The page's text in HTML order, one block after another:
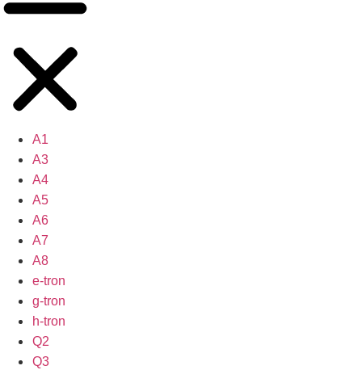
A1
A3
A4
A5
A6
A7
A8
e-tron
g-tron
h-tron
Q2
Q3